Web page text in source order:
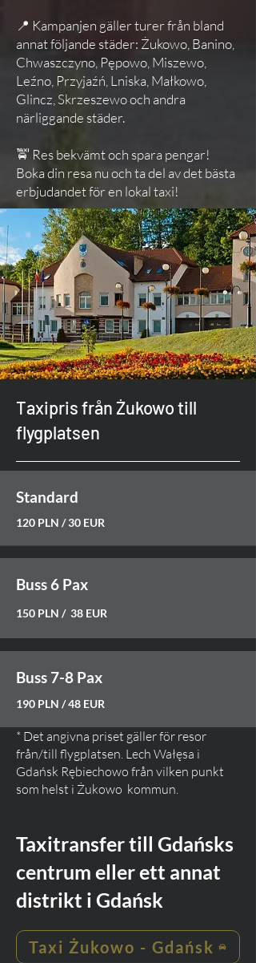
📍 Kampanjen gäller turer från bland
annat följande städer: Żukowo, Banino,
Chwaszczyno, Pępowo, Miszewo,
Leźno, Przyjaźń, Lniska, Małkowo,
Glincz, Skrzeszewo och andra
närliggande städer.
🚖 Res bekvämt och spara pengar!
Boka din resa nu och ta del av det bästa
erbjudandet för en lokal taxi!
Taxipris från Żukowo till
flygplatsen
Standard
120 PLN / 30 EUR
Buss 6 Pax
150 PLN / 38 EUR
Buss 7-8 Pax
190 PLN / 48 EUR
* Det angivna priset gäller för resor
från/till flygplatsen. Lech Wałęsa i
Gdańsk Rębiechowo från vilken punkt
som helst i Żukowo kommun.
Taxitransfer till Gdańsks
centrum eller ett annat
distrikt i Gdańsk
Taxi Żukowo - Gdańsk